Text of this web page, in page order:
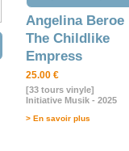
Angelina Beroe
The Childlike
Empress
25.00 €
[33 tours vinyle]
Initiative Musik - 2025
> En savoir plus